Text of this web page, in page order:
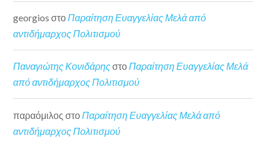
georgios στοΠαραίτηση Ευαγγελίας Μελά από
αντιδήμαρχος Πολιτισμού
Παναγιώτης ΚονιδάρηςστοΠαραίτηση Ευαγγελίας Μελά
από αντιδήμαρχος Πολιτισμού
παραόμιλος στο Παραίτηση Ευαγγελίας Μελά από
αντιδήμαρχος Πολιτισμού